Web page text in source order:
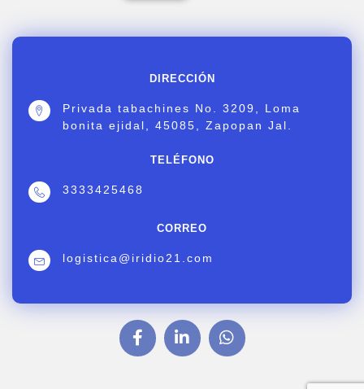
DIRECCIÓN
Privada tabachines No. 3209, Loma
bonita ejidal, 45085, Zapopan Jal.
TELÉFONO
3333425468
CORREO
logistica@iridio21.com